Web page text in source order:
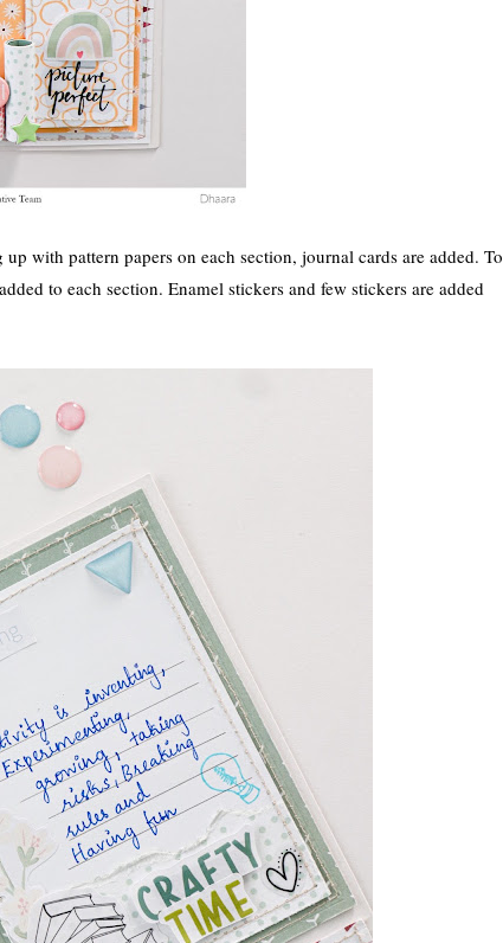
with pattern papers on each section, journal cards are added. To
to each section. Enamel stickers and few stickers are added